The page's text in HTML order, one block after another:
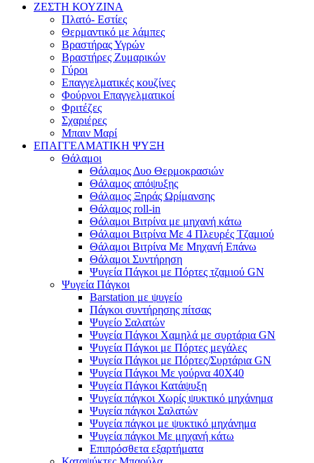
ΖΕΣΤΗ ΚΟΥΖΙΝΑ
Πλατό- Εστίες
Θερμαντικό με λάμπες
Βραστήρας Υγρών
Βραστήρες Ζυμαρικών
Γύροι
Επαγγελματικές κουζίνες
Φούρνοι Επαγγελματικοί
Φριτέζες
Σχαριέρες
Μπαιν Μαρί
ΕΠΑΓΓΕΛΜΑΤΙΚΗ ΨΥΞΗ
Θάλαμοι
Θάλαμος Δυο Θερμοκρασιών
Θάλαμος απόψυξης
Θάλαμος Ξηράς Ωρίμανσης
Θάλαμος roll-in
Θάλαμοι Βιτρίνα με μηχανή κάτω
Θάλαμοι Βιτρίνα Με 4 Πλευρές Τζαμιού
Θάλαμοι Βιτρίνα Με Μηχανή Επάνω
Θάλαμοι Συντήρηση
Ψυγεία Πάγκοι με Πόρτες τζαμιού GN
Ψυγεία Πάγκοι
Barstation με ψυγείο
Πάγκοι συντήρησης πίτσας
Ψυγείο Σαλατών
Ψυγεία Πάγκοι Χαμηλά με συρτάρια GN
Ψυγεία Πάγκοι με Πόρτες μεγάλες
Ψυγεία Πάγκοι με Πόρτες/Συρτάρια GN
Ψυγεία Πάγκοι Με γούρνα 40Χ40
Ψυγεία Πάγκοι Κατάψυξη
Ψυγεία πάγκοι Χωρίς ψυκτικό μηχάνημα
Ψυγεία πάγκοι Σαλατών
Ψυγεία πάγκοι με ψυκτικό μηχάνημα
Ψυγεία πάγκοι Με μηχανή κάτω
Επιπρόσθετα εξαρτήματα